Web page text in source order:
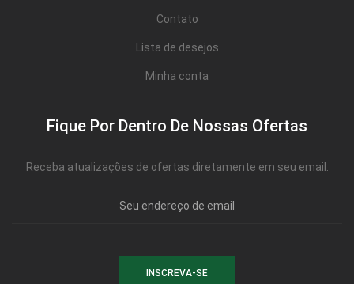
Contato
Lista de desejos
Minha conta
Fique Por Dentro De Nossas Ofertas
Receba atualizações de ofertas diretamente em seu email.